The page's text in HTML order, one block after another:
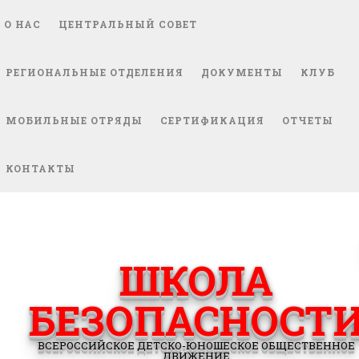
О НАС ЦЕНТРАЛЬНЫЙ СОВЕТ
РЕГИОНАЛЬНЫЕ ОТДЕЛЕНИЯ ДОКУМЕНТЫ КЛУБ
МОБИЛЬНЫЕ ОТРЯДЫ СЕРТИФИКАЦИЯ ОТЧЕТЫ
КОНТАКТЫ
ШКОЛА
ВСЕРОССИЙСКОЕ ДЕТСКО-ЮНОШЕСКОЕ ОБЩЕСТВЕННОЕ
ДВИЖЕНИЕ